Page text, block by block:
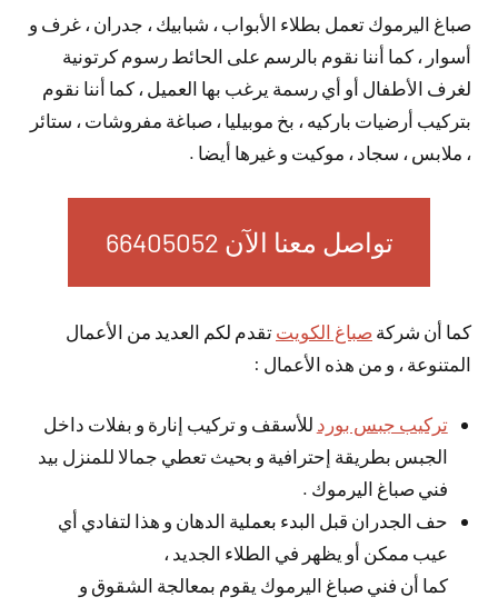
صباغ اليرموك تعمل بطلاء الأبواب ، شبابيك ، جدران ، غرف و
أسوار ، كما أننا نقوم بالرسم على الحائط رسوم كرتونية
لغرف الأطفال أو أي رسمة يرغب بها العميل ، كما أننا نقوم
بتركيب أرضيات باركيه ، بخ موبيليا ، صباغة مفروشات ، ستائر
، ملابس ، سجاد ، موكيت و غيرها أيضا .
تواصل معنا الآن 66405052
كما أن شركة صباغ الكويت تقدم لكم العديد من الأعمال
المتنوعة ، و من هذه الأعمال :
تركيب جبس بورد للأسقف و تركيب إنارة و بفلات داخل
الجبس بطريقة إحترافية و بحيث تعطي جمالا للمنزل بيد
فني صباغ اليرموك .
حف الجدران قبل البدء بعملية الدهان و هذا لتفادي أي
عيب ممكن أو يظهر في الطلاء الجديد ،
كما أن فني صباغ اليرموك يقوم بمعالجة الشقوق و